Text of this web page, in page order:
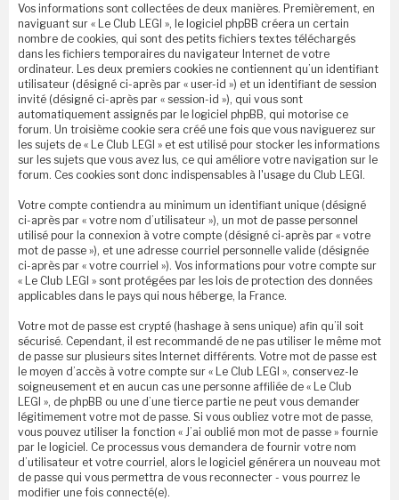
Vos informations sont collectées de deux manières. Premièrement, en
naviguant sur « Le Club LEGI », le logiciel phpBB créera un certain
nombre de cookies, qui sont des petits fichiers textes téléchargés
dans les fichiers temporaires du navigateur Internet de votre
ordinateur. Les deux premiers cookies ne contiennent qu’un identifiant
utilisateur (désigné ci-après par « user-id ») et un identifiant de session
invité (désigné ci-après par « session-id »), qui vous sont
automatiquement assignés par le logiciel phpBB, qui motorise ce
forum. Un troisième cookie sera créé une fois que vous naviguerez sur
les sujets de « Le Club LEGI » et est utilisé pour stocker les informations
sur les sujets que vous avez lus, ce qui améliore votre navigation sur le
forum. Ces cookies sont donc indispensables à l'usage du Club LEGI.
Votre compte contiendra au minimum un identifiant unique (désigné
ci-après par « votre nom d’utilisateur »), un mot de passe personnel
utilisé pour la connexion à votre compte (désigné ci-après par « votre
mot de passe »), et une adresse courriel personnelle valide (désignée
ci-après par « votre courriel »). Vos informations pour votre compte sur
« Le Club LEGI » sont protégées par les lois de protection des données
applicables dans le pays qui nous héberge, la France.
Votre mot de passe est crypté (hashage à sens unique) afin qu’il soit
sécurisé. Cependant, il est recommandé de ne pas utiliser le même mot
de passe sur plusieurs sites Internet différents. Votre mot de passe est
le moyen d’accès à votre compte sur « Le Club LEGI », conservez-le
soigneusement et en aucun cas une personne affiliée de « Le Club
LEGI », de phpBB ou une d’une tierce partie ne peut vous demander
légitimement votre mot de passe. Si vous oubliez votre mot de passe,
vous pouvez utiliser la fonction « J’ai oublié mon mot de passe » fournie
par le logiciel. Ce processus vous demandera de fournir votre nom
d’utilisateur et votre courriel, alors le logiciel générera un nouveau mot
de passe qui vous permettra de vous reconnecter - vous pourrez le
modifier une fois connecté(e).